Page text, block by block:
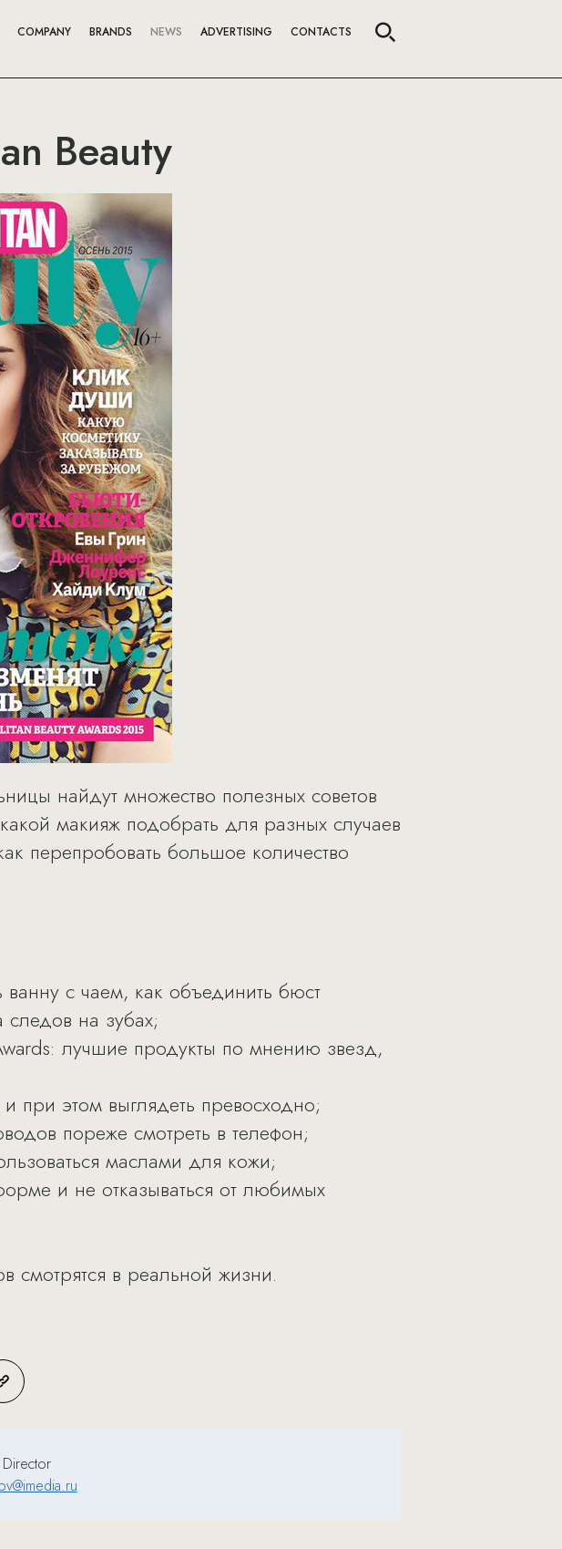
COMPANY BRANDS NEWS ADVERTISING CONTACTS
Beauty
найдут множество полезных советов
макияж подобрать для разных случаев
перепробовать большое количество
с чаем, как объединить бюст
на зубах;
лучшие продукты по мнению звезд,
при этом выглядеть превосходно;
пореже смотреть в телефон;
маслами для кожи;
и не отказываться от любимых
смотрятся в реальной жизни.